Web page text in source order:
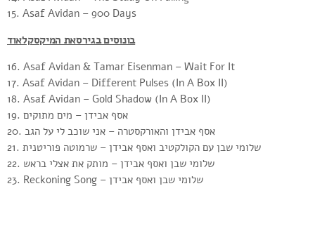
15. Asaf Avidan – 900 Days
בונוסים בגירסאת המיקסקלאוד
16. Asaf Avidan & Tamar Eisenman – Wait For It
17. Asaf Avidan – Different Pulses (In A Box II)
18. Asaf Avidan – Gold Shadow (In A Box II)
19. אסף אבידן – מים מתוקים
20. אסף אבידן והאורקסטרה – אני שוכב לי על הגב
21. שלומי שבן עם הקולקטיב ואסף אבידן – שרמוטה פוריטנית
22. שלומי שבן ואסף אבידן – מותק את אצלי בראש
23. Reckoning Song – שלומי שבן ואסף אבידן